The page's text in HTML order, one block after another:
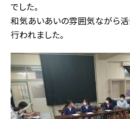
でした。
和気あいあいの雰囲気ながら
行われました。